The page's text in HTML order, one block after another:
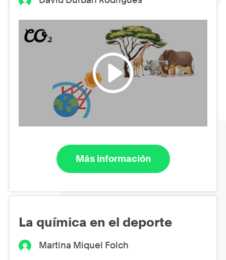
Más información
La química en el deporte
Martina Miquel Folch